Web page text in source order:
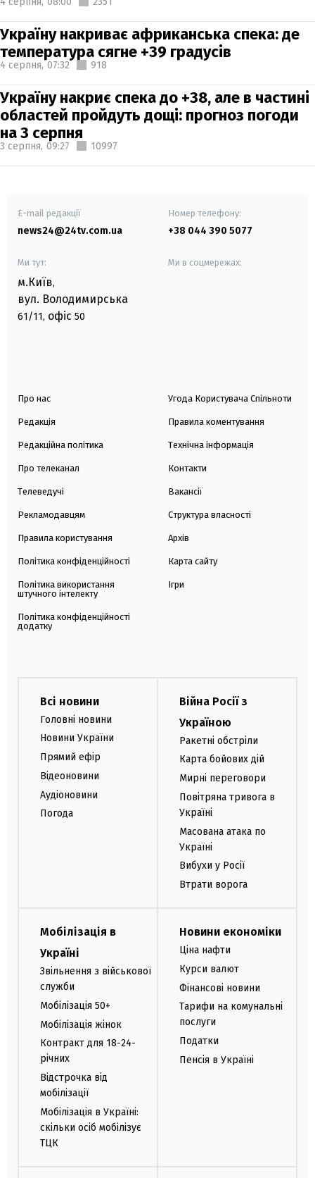
Україну накриває африканська спека: де
температура сягне +39 градусів
4 серпня, 07:32 918
Україну накриє спека до +38, але в частині
областей пройдуть дощі: прогноз погоди
на 3 серпня
3 серпня, 09:27 10997
E-mail редакції
news24@24tv.com.ua
Номер телефону:
+38 044 390 5077
Ми тут:
м.Київ,
вул. Володимирська
61/11, офіс 50
Ми в соцмережах:
Про нас
Редакція
Редакційна політика
Про телеканал
Телеведучі
Рекламодавцям
Правила користування
Політика конфіденційності
Політика використання
штучного інтелекту
Політика конфіденційності
додатку
Угода Користувача Спільноти
Правила коментування
Технічна інформація
Контакти
Вакансії
Структура власності
Архів
Карта сайту
Ігри
Всі новини
Головні новини
Новини України
Прямий ефір
Відеоновини
Аудіоновини
Погода
Війна Росії з
Україною
Ракетні обстріли
Карта бойових дій
Мирні переговори
Повітряна тривога в
Україні
Масована атака по
Україні
Вибухи у Росії
Втрати ворога
Мобілізація в
Україні
Звільнення з військової
служби
Мобілізація 50+
Мобілізація жінок
Контракт для 18-24-
річних
Відстрочка від
мобілізації
Мобілізація в Україні:
скільки осіб мобілізує
ТЦК
Новини економіки
Ціна нафти
Курси валют
Фінансові новини
Тарифи на комунальні
послуги
Податки
Пенсія в Україні